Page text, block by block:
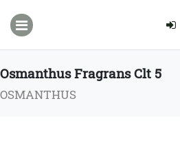
Osmanthus Fragrans Clt 5
OSMANTHUS